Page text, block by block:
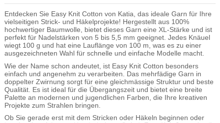
Entdecken Sie Easy Knit Cotton von Katia, das ideale Garn für Ihre
vielseitigen Strick- und Häkelprojekte! Hergestellt aus 100%
hochwertiger Baumwolle, bietet dieses Garn eine XL-Stärke und ist
perfekt für Nadelstärken von 5 bis 5,5 mm geeignet. Jedes Knäuel
wiegt 100 g und hat eine Lauflänge von 100 m, was es zu einer
ausgezeichneten Wahl für schnelle und einfache Modelle macht.
Wie der Name schon andeutet, ist Easy Knit Cotton besonders
einfach und angenehm zu verarbeiten. Das mehrfädige Garn in
doppelter Zwirnung sorgt für eine gleichmässige Struktur und beste
Qualität. Es ist ideal für die Übergangszeit und bietet eine breite
Palette an modernen und jugendlichen Farben, die Ihre kreativen
Projekte zum Strahlen bringen.
Ob Sie gerade erst mit dem Stricken oder Häkeln beginnen oder